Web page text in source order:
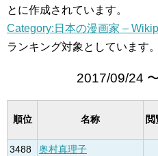
とに作成されています。
Category:日本の漫画家 –
ランキング対象としています。
2017/09/24
順位 名称 閲
3488
奥村真理子